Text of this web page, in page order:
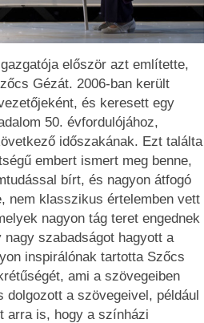
először azt említette,
Gézát. 2006-ban került
és keresett egy
50. évfordulójához,
időszakának. Ezt találta
embert ismert meg benne,
bírt, és nagyon átfogó
nem klasszikus értelemben vett
nagyon tág teret engednek
szabadságot hagyott a
inspirálónak tartotta Szőcs
ami a szövegeiben
a szövegeivel, például
arra is, hogy a színházi